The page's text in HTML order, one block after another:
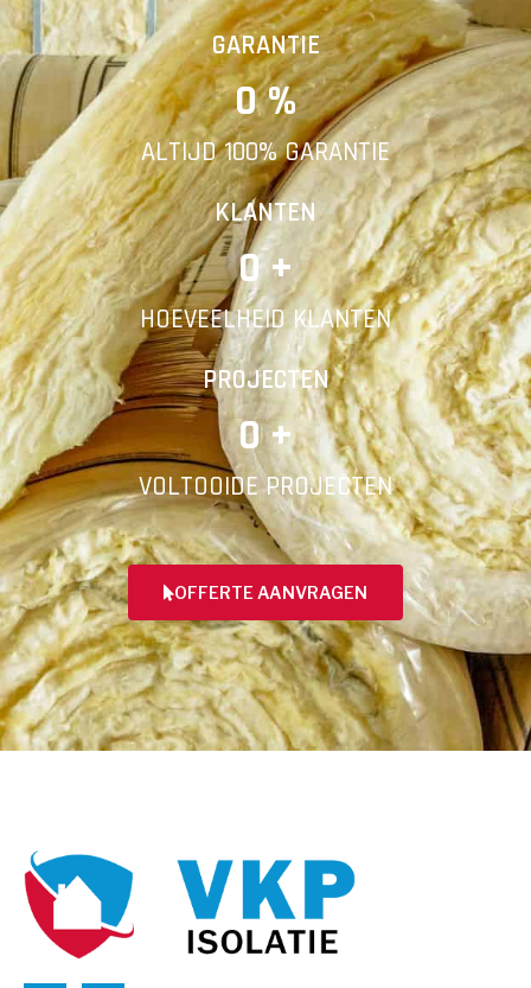
Vorige Volgende
E-mail
Telefoonnummer
Vorige
GARANTIE
0 %
ALTIJD 100% GARANTIE
KLANTEN
0 +
HOEVEELHEID KLANTEN
PROJECTEN
0 +
VOLTOOIDE PROJECTEN
OFFERTE AANVRAGEN